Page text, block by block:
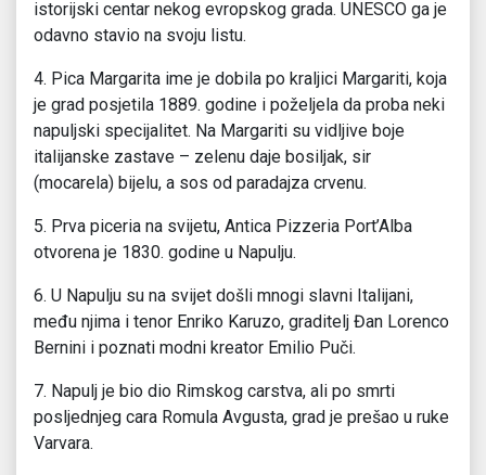
istorijski centar nekog evropskog grada. UNESCO ga je
odavno stavio na svoju listu.
4. Pica Margarita ime je dobila po kraljici Margariti, koja
je grad posjetila 1889. godine i poželjela da proba neki
napuljski specijalitet. Na Margariti su vidljive boje
italijanske zastave – zelenu daje bosiljak, sir
(mocarela) bijelu, a sos od paradajza crvenu.
5. Prva piceria na svijetu, Antica Pizzeria Port’Alba
otvorena je 1830. godine u Napulju.
6. U Napulju su na svijet došli mnogi slavni Italijani,
među njima i tenor Enriko Karuzo, graditelj Đan Lorenco
Bernini i poznati modni kreator Emilio Puči.
7. Napulj je bio dio Rimskog carstva, ali po smrti
posljednjeg cara Romula Avgusta, grad je prešao u ruke
Varvara.